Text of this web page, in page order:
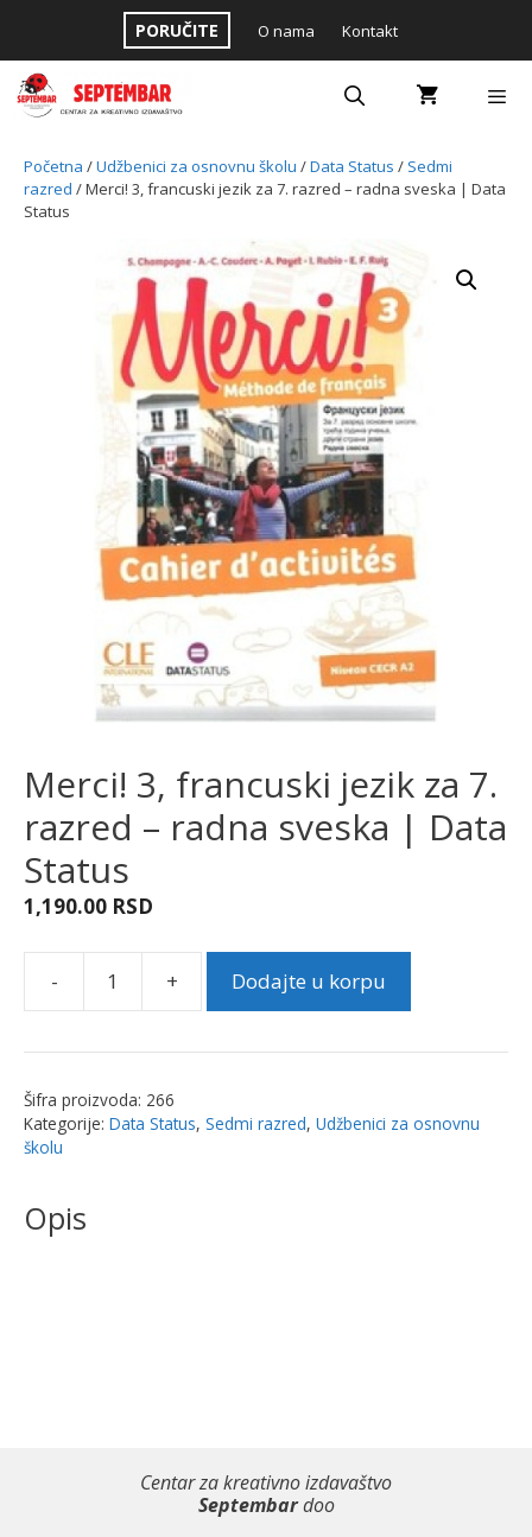
content
PORUČITE O nama Kontakt
Početna /Udžbenici za osnovnu školu /Data Status / Sedmi
razred / Merci! 3, francuski jezik za 7. razred – radna sveska | Data
Status
Merci! 3, francuski jezik za 7.
razred – radna sveska | Data
Status
1,190.00 RSD
-
Merci!
francuski
za
+ Dodajte u korpu
Šifra proizvoda: 266
Kategorije: Data Status, Sedmi razred, Udžbenici za osnovnu
školu
Opis
Centar za kreativno izdavaštvo
Septembardoo